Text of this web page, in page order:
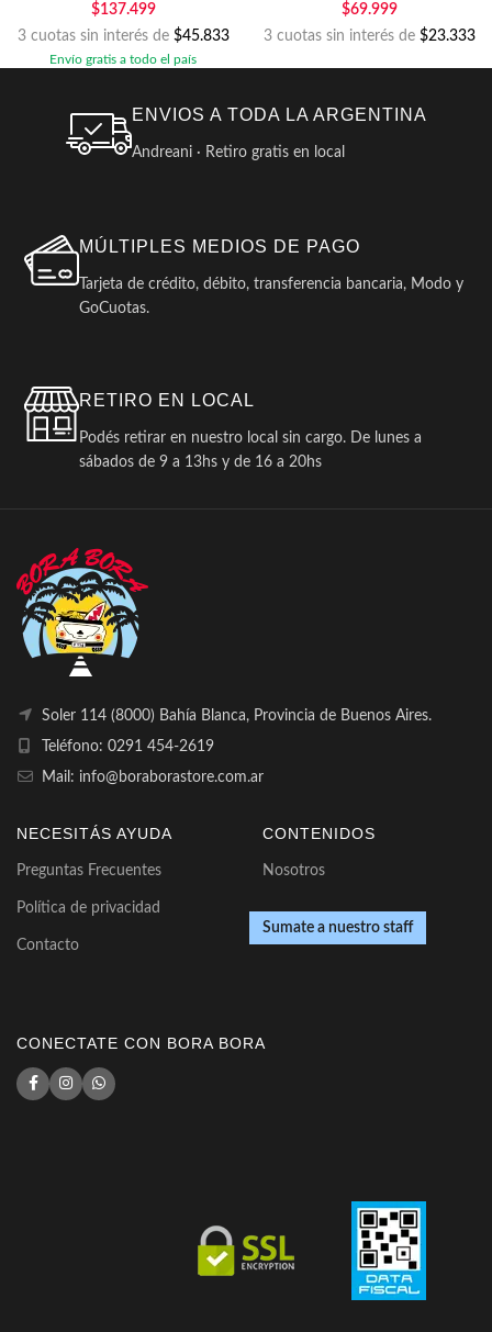
$137.499
3 cuotas sin interés de $45.833
Envío gratis a todo el país
$69.999
3 cuotas sin interés de $23.333
ENVIOS A TODA LA ARGENTINA
Andreani · Retiro gratis en local
MÚLTIPLES MEDIOS DE PAGO
Tarjeta de crédito, débito, transferencia bancaria, Modo y
GoCuotas.
RETIRO EN LOCAL
Podés retirar en nuestro local sin cargo. De lunes a
sábados de 9 a 13hs y de 16 a 20hs
Soler 114 (8000) Bahía Blanca, Provincia de Buenos Aires.
Teléfono: 0291 454-2619
Mail: info@boraborastore.com.ar
NECESITÁS AYUDA
Preguntas Frecuentes
Política de privacidad
Contacto
CONTENIDOS
Nosotros
Sumate a nuestro staff
CONECTATE CON BORA BORA